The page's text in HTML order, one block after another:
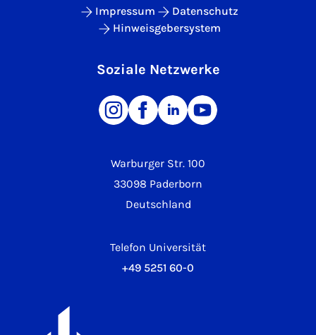
Warburger Str. 100
33098 Paderborn
Deutschland
Telefon Universität
+49 5251 60-0
Impressum
Datenschutz
Hinweisgebersystem
Soziale Netzwerke